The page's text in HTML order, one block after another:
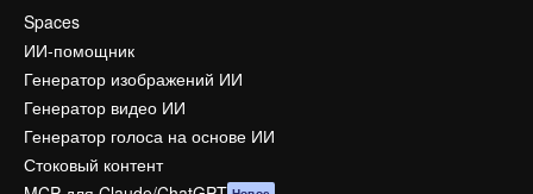
Spaces
ИИ-помощник
Генератор изображений ИИ
Генератор видео ИИ
Генератор голоса на основе ИИ
Стоковый контент